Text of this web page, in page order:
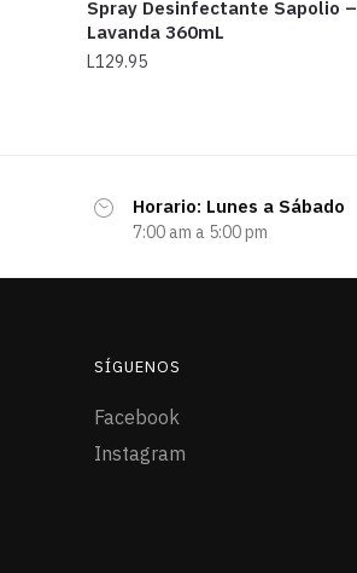
Spray Desinfectante Sapolio –
Lavanda 360mL
L129.95
Horario: Lunes a Sábado
7:00 am a 5:00 pm
SÍGUENOS
Facebook
Instagram